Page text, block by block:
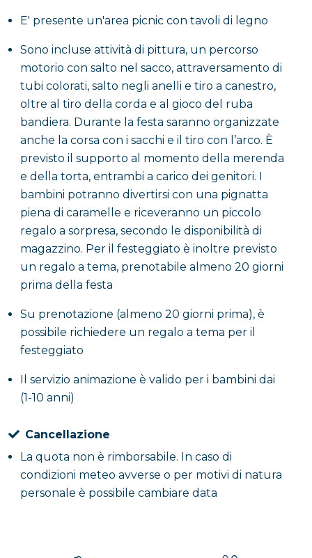
E' presente un'area picnic con tavoli di legno
Sono incluse attività di pittura, un percorso
motorio con salto nel sacco, attraversamento di
tubi colorati, salto negli anelli e tiro a canestro,
oltre al tiro della corda e al gioco del ruba
bandiera. Durante la festa saranno organizzate
anche la corsa con i sacchi e il tiro con l’arco. È
previsto il supporto al momento della merenda
e della torta, entrambi a carico dei genitori. I
bambini potranno divertirsi con una pignatta
piena di caramelle e riceveranno un piccolo
regalo a sorpresa, secondo le disponibilità di
magazzino. Per il festeggiato è inoltre previsto
un regalo a tema, prenotabile almeno 20 giorni
prima della festa
Su prenotazione (almeno 20 giorni prima), è
possibile richiedere un regalo a tema per il
festeggiato
Il servizio animazione è valido per i bambini dai
(1-10 anni)
Cancellazione
La quota non è rimborsabile. In caso di
condizioni meteo avverse o per motivi di natura
personale è possibile cambiare data